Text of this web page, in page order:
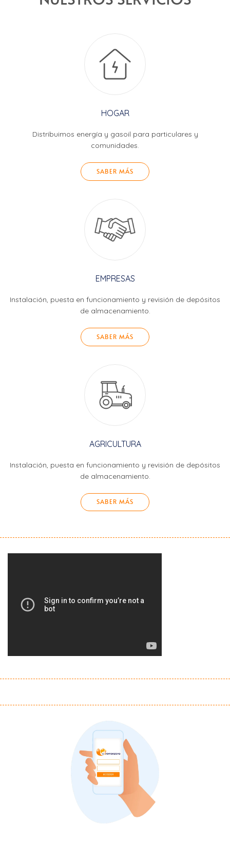
HOGAR
Distribuimos energía y gasoil para particulares y
comunidades.
SABER MÁS
EMPRESAS
Instalación, puesta en funcionamiento y revisión de depósitos
de almacenamiento.
SABER MÁS
AGRICULTURA
Instalación, puesta en funcionamiento y revisión de depósitos
de almacenamiento.
SABER MÁS